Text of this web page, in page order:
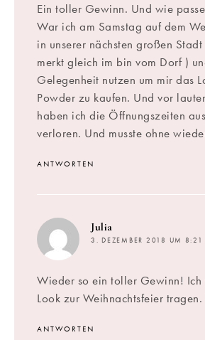
Ein toller Gewinn. Und wie
War ich am Samstag auf dem
in unserer nächsten großen
merkt gleich im bin vom Dorf )
Gelegenheit nutzen um mir das
Powder zu kaufen. Und vor
haben ich die Öffnungszeiten
verloren. Und musste ohne
ANTWORTEN
Julia
3. DEZEMBER 2018 UM 8:21
Wieder so ein toller Gewinn! Ich
Look zur Weihnachtsfeier
ANTWORTEN